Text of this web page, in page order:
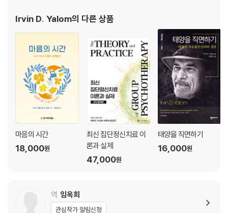
옮긴이 후기
Irvin D. Yalom의 다른 상품
마음의 시간
18,000원
최신 집단정신치료 이
론과 실제
47,000원
태양을 직면하기
16,000원
역 임옥희
관심작가 알림신청